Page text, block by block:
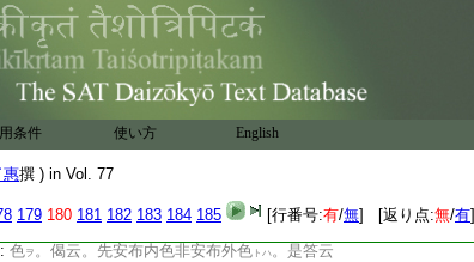
条件 使い方 English
惠撰 ) in Vol. 77
179 180 181 182 183 184 185 [行番号:有/無] [返り点:無/有]
今此 曼荼羅ノ ノ義 モ亦然 ナリ。以法界不思識
色 ヲ染メテ 衆生 心 ナラシム 一淨菩提 ノ味
如 ク世間ニ染 ニハ衣 ヲ先 ツ以テ灰水 ヲ洗 ハ則
染色 。今以 囉字門 焚燒 弟子
成灰燼 。然 後 以 8 嚩字門 大慈悲 水 洗
之ヲ使 純一清白ニ 離 戲論ヲ。然後
色ニ 也
次 ニ有リ兩偈。通 答フ三門ヲ。門中ニ 云。當ヘテ以テ
青黄赤白黒
色ヲ 。偈云。先安布内色非安布外色 トハ。是答云